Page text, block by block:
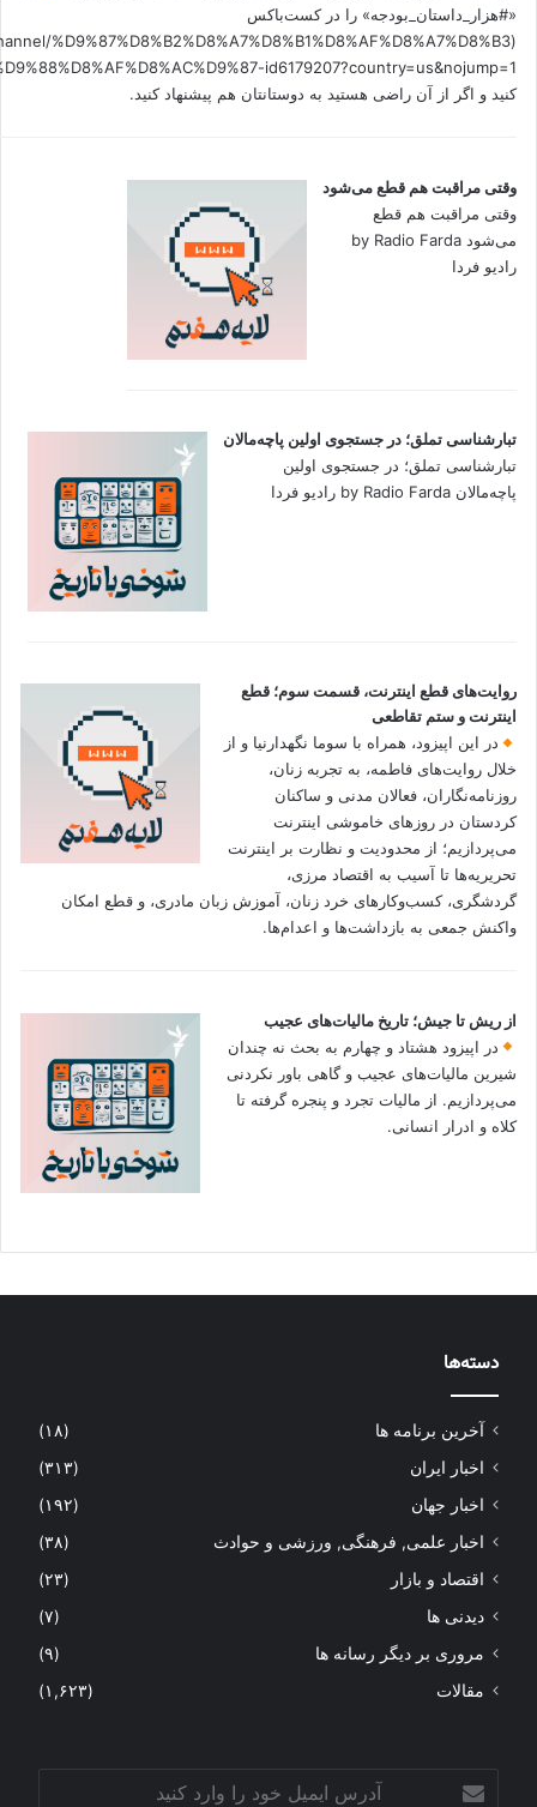
«#هزار_داستان_بودجه» را در کست‌باکس
%D9%87%D8%B2%D8%A7%D8%B1%D8%AF%D8%A7%D8%B3
کنید و اگر از آن راضی هستید به دوستانتان هم پیشنهاد کنید.
وقتی مراقبت هم قطع می‌شود
وقتی مراقبت هم قطع
می‌شود by Radio Farda
رادیو فردا
تبارشناسی تملق؛ در جستجوی اولین‌ پاچه‌مالان
تبارشناسی تملق؛ در جستجوی اولین‌
پاچه‌مالان by Radio Farda رادیو فردا
روایت‌های قطع اینترنت، قسمت سوم؛ قطع
اینترنت و ستم تقاطعی
در این اپیزود، همراه با سوما نگهدارنیا و از
خلال روایت‌های فاطمه، به تجربه زنان،
روزنامه‌نگاران، فعالان مدنی و ساکنان
کردستان در روزهای خاموشی اینترنت
می‌پردازیم؛ از محدودیت و نظارت بر اینترنت
تحریریه‌ها تا آسیب به اقتصاد مرزی،
گردشگری، کسب‌وکارهای خرد زنان، آموزش زبان مادری، و قطع امکان
واکنش جمعی به بازداشت‌ها و اعدام‌ها.
از ریش تا جیش؛ تاریخ مالیات‌های عجیب
در اپیزود هشتاد و چهارم به بحث نه چندان
شیرین مالیات‌های عجیب و گاهی باور نکردنی‌
می‌پردازیم. از مالیات تجرد و پنجره گرفته تا
کلاه و ادرار انسانی.
دسته‌ها
آخرین برنامه ها
(۱۸)
اخبار ایران
(۳۱۳)
اخبار جهان
(۱۹۲)
اخبار علمی, فرهنگی, ورزشی و حوادث
(۳۸)
اقتصاد و بازار
(۲۳)
دیدنی ها
(۷)
مروری بر دیگر رسانه ها
(۹)
مقالات
(۱,۶۲۳)
آدرس